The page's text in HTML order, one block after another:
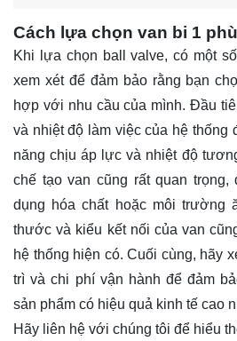
Cách lựa chọn van bi 1
Khi lựa chọn ball valve, có một
xem xét để đảm bảo rằng bạn
hợp với nhu cầu của mình. Đầu
và nhiệt độ làm việc của hệ thống
năng chịu áp lực và nhiệt độ
chế tạo van cũng rất quan trọng,
dụng hóa chất hoặc môi trường
thước và kiểu kết nối của van
hệ thống hiện có. Cuối cùng, hãy
trì và chi phí vận hành để đảm
sản phẩm có hiệu quả kinh tế cao
Hãy liên hệ với chúng tôi để hiểu